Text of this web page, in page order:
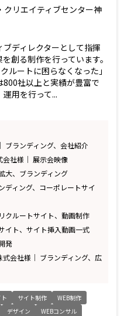
クリエイティブセンター神
ディレクターとして指揮
創る制作を行っています。
ルートに困らなくなった」
社以上と実績が豊富で
用を行って...
ブランディング、会社紹介
社様｜ 展示会映像
大、ブランディング
ディング、コーポレートサイ
クルートサイト、動画制作
イト、サイト挿入動画一式
発
会社様｜ ブランディング、広
サイト制作
WEB制作
デザイン WEBコンサル